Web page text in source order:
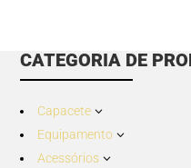
CATEGORIA DE
Capacete 3
Equipamento 3
Acessórios 3